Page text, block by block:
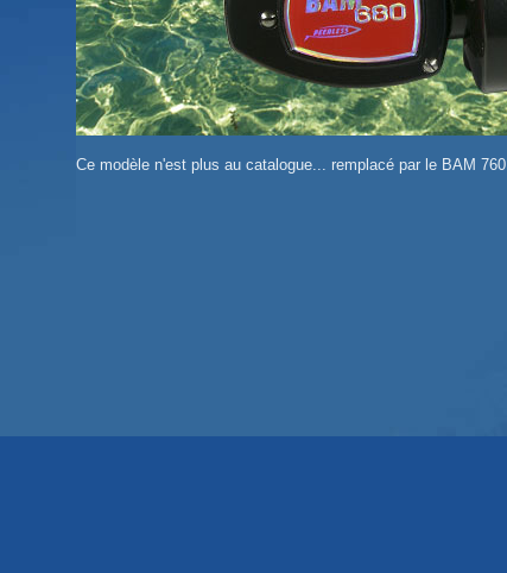
Ce modèle n'est plus au catalogue... remplacé par le BAM 760